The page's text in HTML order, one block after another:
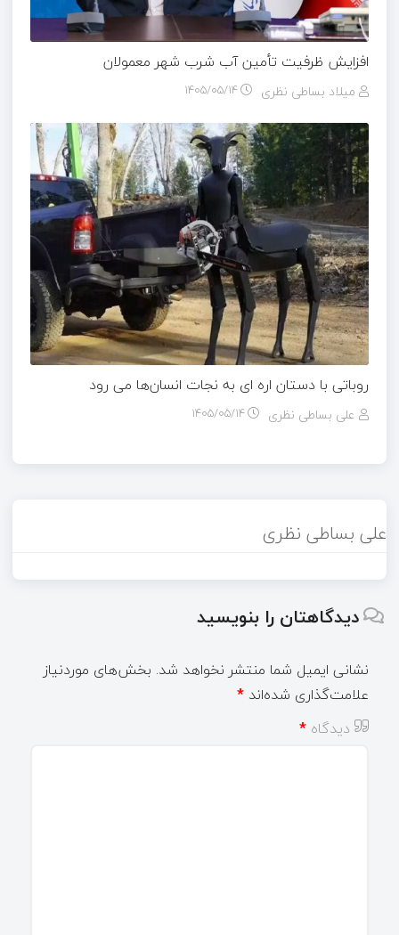
افزایش ظرفیت تأمین آب شرب شهر معمولان
میلاد بساطی نظری ۱۴۰۵/۰۵/۱۴
روباتی با دستان اره ای به نجات انسان‌ها می رود
علی بساطی نظری ۱۴۰۵/۰۵/۱۴
علی بساطی نظری
دیدگاهتان را بنویسید
نشانی ایمیل شما منتشر نخواهد شد. بخش‌های موردنیاز
علامت‌گذاری شده‌اند *
دیدگاه *